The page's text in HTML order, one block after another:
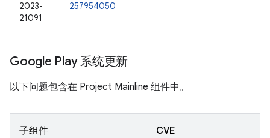
2023-
21091
257954050
Google Play 系统更新
以下问题包含在 Project Mainline 组件中。
子组件 CVE